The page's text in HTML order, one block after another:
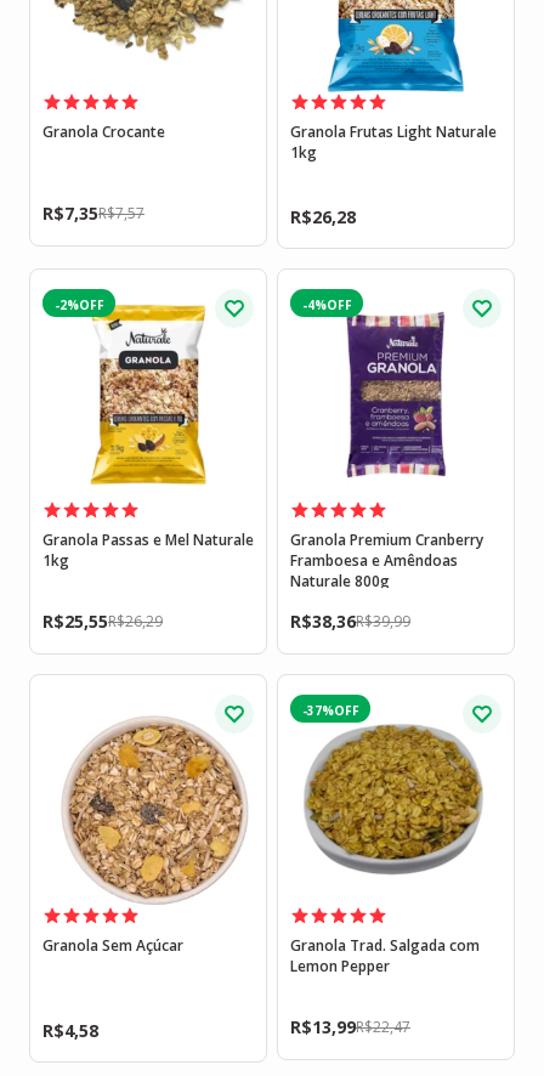
Granola Crocante
R$7,57
R$7,35
Granola Frutas Light Naturale
1kg
R$26,28
-2%
Granola Passas e Mel Naturale
1kg
R$26,29
R$25,55
-4%
Granola Premium Cranberry
Framboesa e Amêndoas
Naturale 800g
R$39,99
R$38,36
Granola Sem Açúcar
R$4,58
-37%
Granola Trad. Salgada com
Lemon Pepper
R$22,47
R$13,99